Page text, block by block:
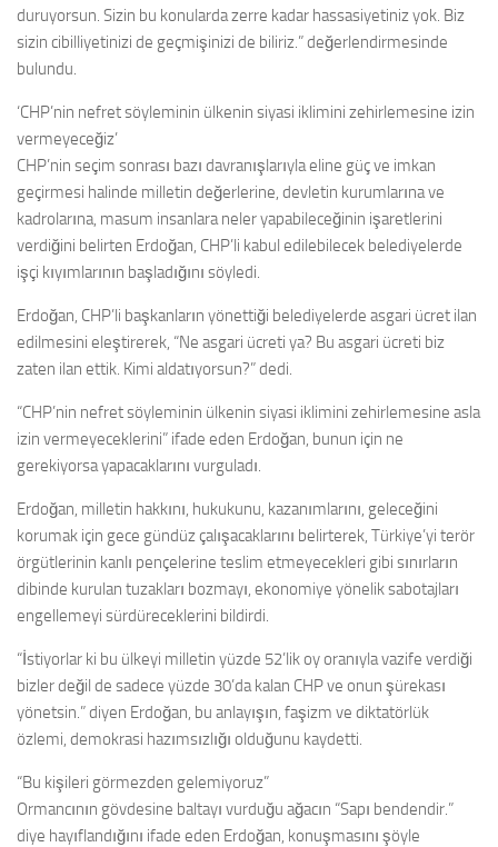
duruyorsun. Sizin bu konularda zerre kadar hassasiyetiniz yok. Biz
sizin cibilliyetinizi de geçmişinizi de biliriz.” değerlendirmesinde
bulundu.
‘CHP’nin nefret söyleminin ülkenin siyasi iklimini zehirlemesine izin
vermeyeceğiz’
CHP’nin seçim sonrası bazı davranışlarıyla eline güç ve imkan
geçirmesi halinde milletin değerlerine, devletin kurumlarına ve
kadrolarına, masum insanlara neler yapabileceğinin işaretlerini
verdiğini belirten Erdoğan, CHP’li kabul edilebilecek belediyelerde
işçi kıyımlarının başladığını söyledi.
Erdoğan, CHP’li başkanların yönettiği belediyelerde asgari ücret ilan
edilmesini eleştirerek, “Ne asgari ücreti ya? Bu asgari ücreti biz
zaten ilan ettik. Kimi aldatıyorsun?” dedi.
“CHP’nin nefret söyleminin ülkenin siyasi iklimini zehirlemesine asla
izin vermeyeceklerini” ifade eden Erdoğan, bunun için ne
gerekiyorsa yapacaklarını vurguladı.
Erdoğan, milletin hakkını, hukukunu, kazanımlarını, geleceğini
korumak için gece gündüz çalışacaklarını belirterek, Türkiye’yi terör
örgütlerinin kanlı pençelerine teslim etmeyecekleri gibi sınırların
dibinde kurulan tuzakları bozmayı, ekonomiye yönelik sabotajları
engellemeyi sürdüreceklerini bildirdi.
“İstiyorlar ki bu ülkeyi milletin yüzde 52’lik oy oranıyla vazife verdiği
bizler değil de sadece yüzde 30’da kalan CHP ve onun şürekası
yönetsin.” diyen Erdoğan, bu anlayışın, faşizm ve diktatörlük
özlemi, demokrasi hazımsızlığı olduğunu kaydetti.
“Bu kişileri görmezden gelemiyoruz”
Ormancının gövdesine baltayı vurduğu ağacın “Sapı bendendir.”
diye hayıflandığını ifade eden Erdoğan, konuşmasını şöyle